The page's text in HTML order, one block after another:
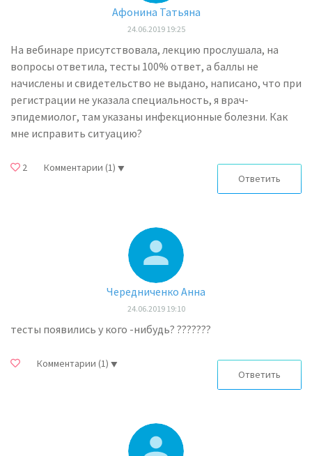
Афонина Татьяна
24.06.2019 19:25
На вебинаре присутствовала, лекцию прослушала, на
вопросы ответила, тесты 100% ответ, а баллы не
начислены и свидетельство не выдано, написано, что при
регистрации не указала специальность, я врач-
эпидемиолог, там указаны инфекционные болезни. Как
мне исправить ситуацию?
2 Комментарии (1)
Ответить
Чередниченко Анна
24.06.2019 19:10
тесты появились у кого -нибудь? ???????
Комментарии (1)
Ответить